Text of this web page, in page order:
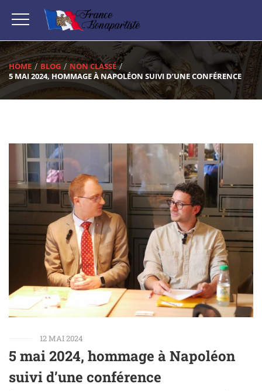
HOME BLOG
NON CLASSÉ
5 MAI 2024, HOMMAGE À NAPOLÉON SUIVI D’UNE CONFÉRENCE
12 MAI 2024
5 mai 2024, hommage à Napoléon
suivi d’une conférence